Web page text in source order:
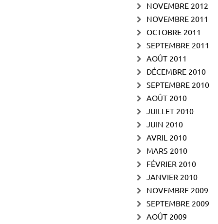
NOVEMBRE 2012
NOVEMBRE 2011
OCTOBRE 2011
SEPTEMBRE 2011
AOÛT 2011
DÉCEMBRE 2010
SEPTEMBRE 2010
AOÛT 2010
JUILLET 2010
JUIN 2010
AVRIL 2010
MARS 2010
FÉVRIER 2010
JANVIER 2010
NOVEMBRE 2009
SEPTEMBRE 2009
AOÛT 2009